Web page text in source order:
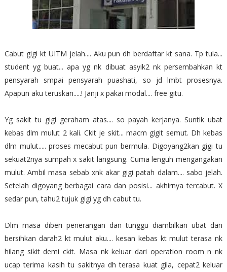
Cabut gigi kt UITM jelah.... Aku pun dh berdaftar kt sana. Tp tula...
student yg buat... apa yg nk dibuat asyik2 nk persembahkan kt
pensyarah smpai pensyarah puashati, so jd lmbt prosesnya.
Apapun aku teruskan.....! Janji x pakai modal.... free gitu.
Yg sakit tu gigi geraham atas.... so payah kerjanya. Suntik ubat
kebas dlm mulut 2 kali. Ckit je skit... macm gigit semut. Dh kebas
dlm mulut..... proses mecabut pun bermula. Digoyang2kan gigi tu
sekuat2nya sumpah x sakit langsung. Cuma lenguh mengangakan
mulut. Ambil masa sebab xnk akar gigi patah dalam.... sabo jelah.
Setelah digoyang berbagai cara dan posisi... akhirnya tercabut. X
sedar pun, tahu2 tujuk gigi yg dh cabut tu.
Dlm masa diberi penerangan dan tunggu diambilkan ubat dan
bersihkan darah2 kt mulut aku.... kesan kebas kt mulut terasa nk
hilang sikit demi ckit. Masa nk keluar dari operation room n nk
ucap terima kasih tu sakitnya dh terasa kuat gila, cepat2 keluar